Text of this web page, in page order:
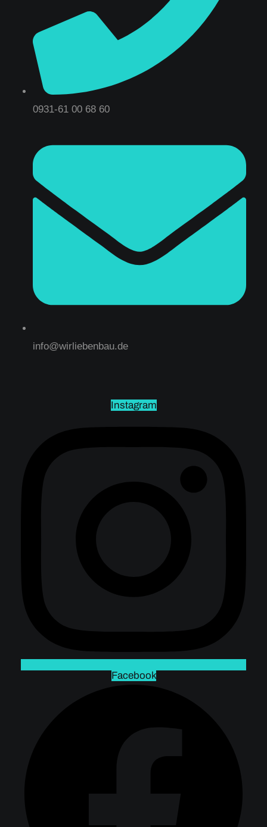
0931-61 00 68 60
info@wirliebenbau.de
Instagram
Facebook